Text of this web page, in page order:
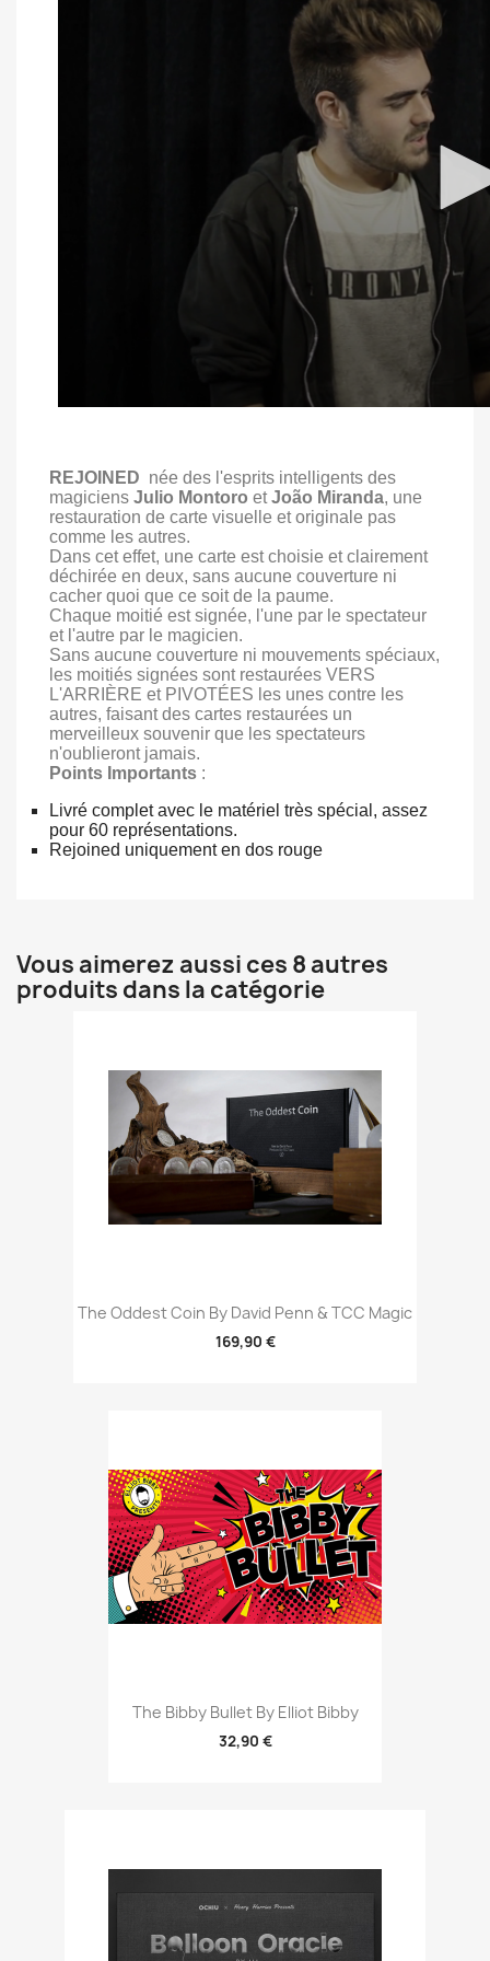
REJOINED née des l'esprits intelligents des
magiciens Julio Montoro etJoão Miranda, une
restauration de carte visuelle et originale pas
comme les autres.
Dans cet effet, une carte est choisie et clairement
déchirée en deux, sans aucune couverture ni
cacher quoi que ce soit de la paume.
Chaque moitié est signée, l'une par le spectateur
et l'autre par le magicien.
Sans aucune couverture ni mouvements spéciaux,
les moitiés signées sont restaurées VERS
L'ARRIÈRE et PIVOTÉES les unes contre les
autres, faisant des cartes restaurées un
merveilleux souvenir que les spectateurs
n'oublieront jamais.
Points Importants :
Livré complet avec le matériel très spécial, assez
pour 60 représentations.
Rejoined uniquement en dos rouge
Vous aimerez aussi ces 8 autres
produits dans la catégorie
The Oddest Coin By David Penn & TCC Magic
169,90 €
The Bibby Bullet By Elliot Bibby
32,90 €